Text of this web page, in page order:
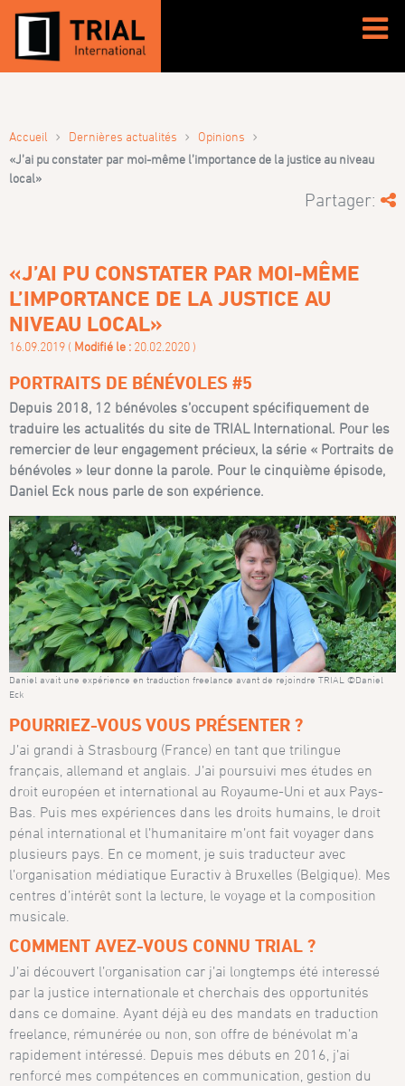
Accueil › Dernières actualités › Opinions ›
«J’ai pu constater par moi-même l’importance de la justice au niveau
local»
Partager:
«J’AI PU CONSTATER PAR MOI-MÊME
L’IMPORTANCE DE LA JUSTICE AU
NIVEAU LOCAL»
16.09.2019 ( Modifié le : 20.02.2020 )
PORTRAITS DE BÉNÉVOLES #5
Depuis 2018, 12 bénévoles s’occupent spécifiquement de
traduire les actualités du site de TRIAL International. Pour les
remercier de leur engagement précieux, la série « Portraits de
bénévoles » leur donne la parole. Pour le cinquième épisode,
Daniel Eck nous parle de son expérience.
Daniel avait une expérience en traduction freelance avant de rejoindre TRIAL ©Daniel
Eck
POURRIEZ-VOUS VOUS PRÉSENTER ?
J’ai grandi à Strasbourg (France) en tant que trilingue
français, allemand et anglais. J’ai poursuivi mes études en
droit européen et international au Royaume-Uni et aux Pays-
Bas. Puis mes expériences dans les droits humains, le droit
pénal international et l’humanitaire m’ont fait voyager dans
plusieurs pays. En ce moment, je suis traducteur avec
l’organisation médiatique Euractiv à Bruxelles (Belgique). Mes
centres d’intérêt sont la lecture, le voyage et la composition
musicale.
COMMENT AVEZ-VOUS CONNU TRIAL ?
J’ai découvert l’organisation car j’ai longtemps été interessé
par la justice internationale et cherchais des opportunités
dans ce domaine. Ayant déjà eu des mandats en traduction
freelance, rémunérée ou non, son offre de bénévolat m’a
rapidement intéressé. Depuis mes débuts en 2016, j’ai
renforcé mes compétences en communication, gestion du